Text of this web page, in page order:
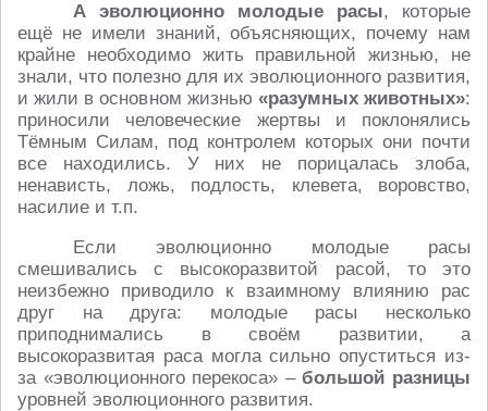
А эволюционно молодые расы, которые
ещё не имели знаний, объясняющих, почему нам
крайне необходимо жить правильной жизнью, не
знали, что полезно для их эволюционного развития,
и жили в основном жизнью «разумных животных»:
приносили человеческие жертвы и поклонялись
Тёмным Силам, под контролем которых они почти
все находились. У них не порицалась злоба,
ненависть, ложь, подлость, клевета, воровство,
насилие и т.п.
Если эволюционно молодые расы
смешивались с высокоразвитой расой, то это
неизбежно приводило к взаимному влиянию рас
друг на друга: молодые расы несколько
приподнимались в своём развитии, а
высокоразвитая раса могла сильно опуститься из-
за «эволюционного перекоса» –большой разницы
уровней эволюционного развития.